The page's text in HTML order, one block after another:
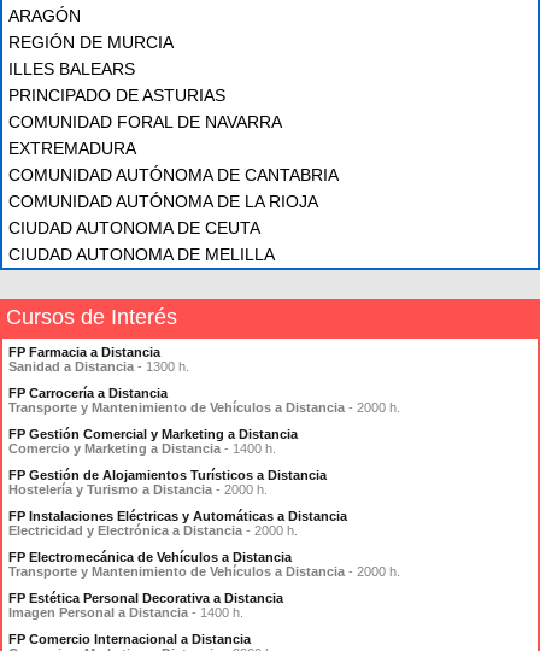
ARAGÓN
REGIÓN DE MURCIA
ILLES BALEARS
PRINCIPADO DE ASTURIAS
COMUNIDAD FORAL DE NAVARRA
EXTREMADURA
COMUNIDAD AUTÓNOMA DE CANTABRIA
COMUNIDAD AUTÓNOMA DE LA RIOJA
CIUDAD AUTONOMA DE CEUTA
CIUDAD AUTONOMA DE MELILLA
Cursos de Interés
FP Farmacia a Distancia
Sanidad a Distancia - 1300 h.
FP Carrocería a Distancia
Transporte y Mantenimiento de Vehículos a Distancia - 2000 h.
FP Gestión Comercial y Marketing a Distancia
Comercio y Marketing a Distancia - 1400 h.
FP Gestión de Alojamientos Turísticos a Distancia
Hostelería y Turismo a Distancia - 2000 h.
FP Instalaciones Eléctricas y Automáticas a Distancia
Electricidad y Electrónica a Distancia - 2000 h.
FP Electromecánica de Vehículos a Distancia
Transporte y Mantenimiento de Vehículos a Distancia - 2000 h.
FP Estética Personal Decorativa a Distancia
Imagen Personal a Distancia - 1400 h.
FP Comercio Internacional a Distancia